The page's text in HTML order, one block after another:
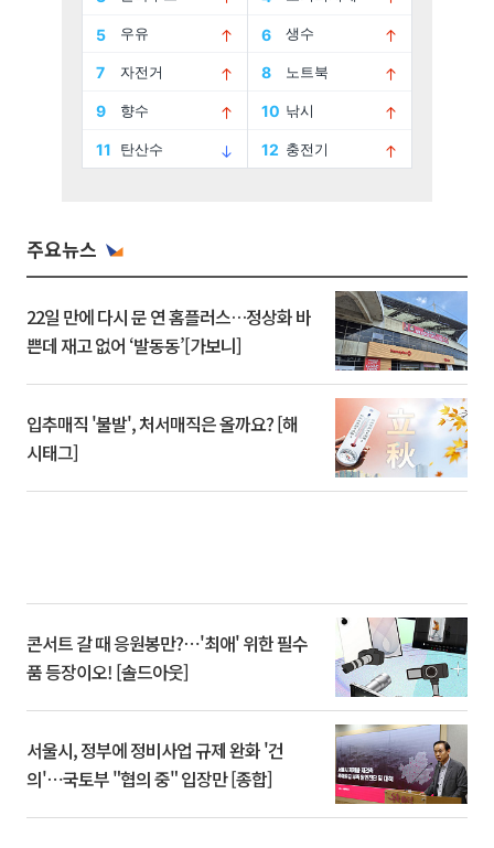
주요뉴스
22일 만에 다시 문 연 홈플러스…정상화 바
쁜데 재고 없어 ‘발동동’[가보니]
입추매직 '불발', 처서매직은 올까요? [해
시태그]
콘서트 갈 때 응원봉만?⋯'최애' 위한 필수
품 등장이오! [솔드아웃]
서울시, 정부에 정비사업 규제 완화 '건
의'⋯국토부 "협의 중" 입장만 [종합]